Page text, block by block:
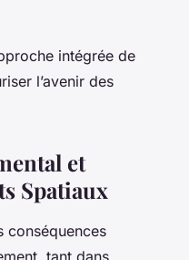
intégrée de
l’avenir des
et
Spatiaux
conséquences
tant dans